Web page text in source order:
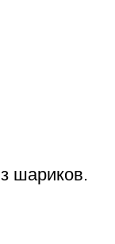
шариков.